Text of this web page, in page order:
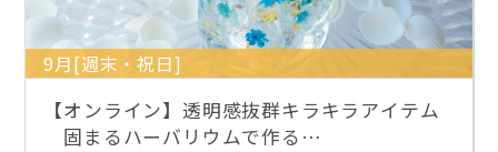
9月[週末・祝日]
【オンライン】透明感抜群キラキラアイテム
固まるハーバリウムで作る…